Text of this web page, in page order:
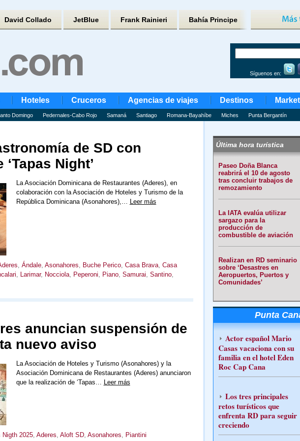
David Collado JetBlue Frank Rainieri Bahía Principe
Síguenos en:
Hoteles Cruceros Agencias de viajes Destinos
Domingo Pedernales-Cabo Rojo Samaná Santiago Romana-Bayahíbe Miches Punta Bergantín
de SD con
Night’
La Asociación Dominicana de Restaurantes (Aderes), en
colaboración con la Asociación de Hoteles y Turismo de la
República Dominicana (Asonahores),… Leer más
Ándale, Asonahores Buche Perico, Casa Brava, Casa
Larimar, Nocciola, Peperoni Piano, Samurai Santino,
anuncian suspensión de
nuevo aviso
La Asociación de Hoteles y Turismo (Asonahores) y la
Asociación Dominicana de Restaurantes (Aderes) anunciaron
que la realización de ‘Tapas…
Leer más
Nigth 2025, Aderes Aloft SD, Asonahores Piantini
Última hora turística
Paseo Doña Blanca
reabrirá el 10 de agosto
tras concluir trabajos de
remozamiento
La IATA evalúa utilizar
sargazo para la
producción de
combustible de aviación
Realizan en RD seminario
sobre ‘Desastres en
Aeropuertos, Puertos y
Comunidades’
Punta
Actor español Mario
Casas vacaciona con su
familia en el hotel Eden
Roc Cap Cana
Los tres principales
retos turísticos que
enfrenta RD para seguir
creciendo